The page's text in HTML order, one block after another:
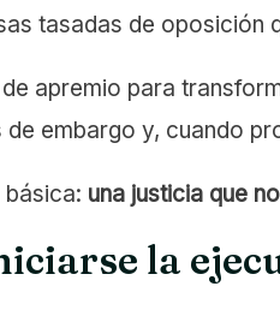
tasadas de oposición
apremio para
embargo y, cuando
una justicia que
la